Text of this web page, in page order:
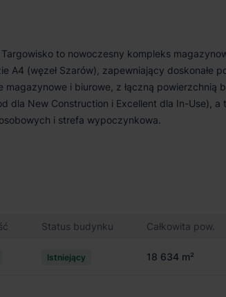
to nowoczesny kompleks
(węzeł Szarów), zapewniający doskonałe
i biurowe, z łączną powierzchnią
dla New Construction i Excellent dla In-Use),
i strefa wypoczynkowa.
Status budynku Całkowita pow.
Istniejący 18 634 m²